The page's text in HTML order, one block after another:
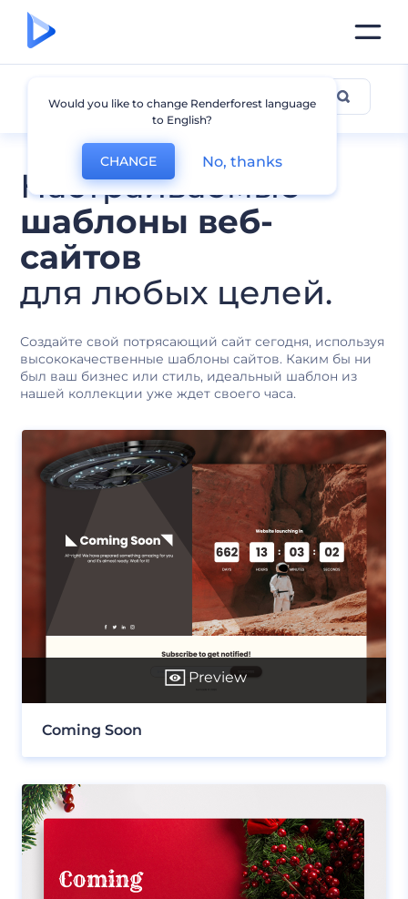
Настраиваемые
шаблоны веб-
сайтов
для любых целей.
Создайте свой потрясающий сайт сегодня, используя
высококачественные шаблоны сайтов. Каким бы ни
был ваш бизнес или стиль, идеальный шаблон из
нашей коллекции уже ждет своего часа.
Все Шаблоны
Preview
Coming Soon
Would you like to change Renderforest language
to English?
CHANGE No, thanks